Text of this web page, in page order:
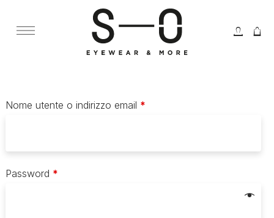
Menù Principale
Nome utente o indirizzo email *
Password *